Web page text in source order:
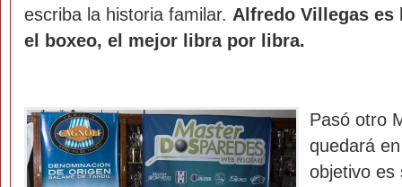
escriba la historia familar. Alfredo Villegas es
el boxeo, el mejor libra por libra.
Pasó otro
quedará
objetivo es